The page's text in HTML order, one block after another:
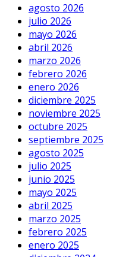
agosto 2026
julio 2026
mayo 2026
abril 2026
marzo 2026
febrero 2026
enero 2026
diciembre 2025
noviembre 2025
octubre 2025
septiembre 2025
agosto 2025
julio 2025
junio 2025
mayo 2025
abril 2025
marzo 2025
febrero 2025
enero 2025